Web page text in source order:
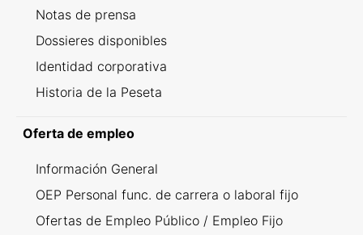
Notas de prensa
Dossieres disponibles
Identidad corporativa
Historia de la Peseta
Oferta de empleo
Información General
OEP Personal func. de carrera o laboral fijo
Ofertas de Empleo Público / Empleo Fijo